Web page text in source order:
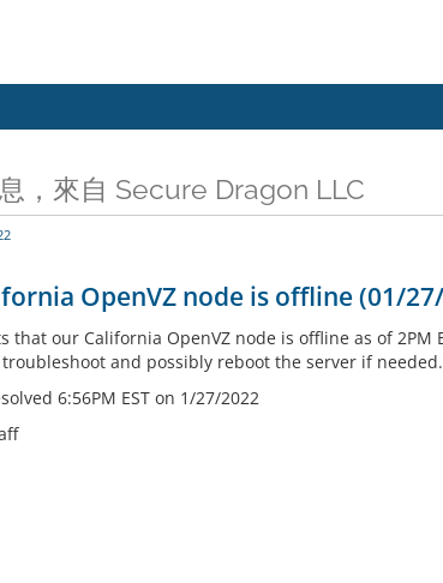
，來自 Secure Dragon LLC
OpenVZ node is offline (01/
that our California OpenVZ node is offline as of 2PM
and possibly reboot the server if
6:56PM EST on 1/27/2022